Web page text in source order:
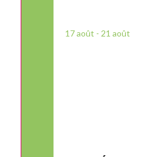
17août - 21 août